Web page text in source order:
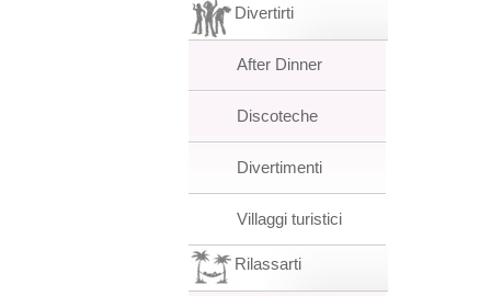
Divertirti
After Dinner
Discoteche
Divertimenti
Villaggi turistici
Rilassarti